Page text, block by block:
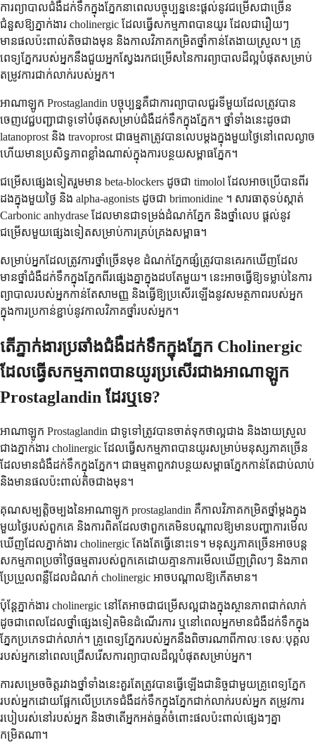
ការព្យាបាលជំងឺដក់ទឹកក្នុងភ្នែកនាពេលបច្ចុប្បន្ននេះផ្តល់នូវជម្រើសជាច្រើន
ជំនួសឱ្យភ្នាក់ងារ cholinergic ដែលធ្វើសកម្មភាពបានយូរ ដែលជារឿយៗ
មានផលប៉ះពាល់តិចជាងមុន និងកាលវិភាគកម្រិតថ្នាំកាន់តែងាយស្រួល។ គ្រូ
ពេទ្យភ្នែករបស់អ្នកនឹងជួយអ្នកស្វែងរកជម្រើសនៃការព្យាបាលដ៏ល្អបំផុតសម្រាប់
តម្រូវការជាក់លាក់របស់អ្នក។
អាណាឡូក Prostaglandin បច្ចុប្បន្នគឺជាការព្យាបាលជួរទីមួយដែលត្រូវបាន
ចេញវេជ្ជបញ្ជាជាទូទៅបំផុតសម្រាប់ជំងឺដក់ទឹកក្នុងភ្នែក។ ថ្នាំទាំងនេះដូចជា
latanoprost និង travoprost ជាធម្មតាត្រូវបានលេបម្តងក្នុងមួយថ្ងៃនៅពេលល្ងាច
ហើយមានប្រសិទ្ធភាពខ្លាំងណាស់ក្នុងការបន្ថយសម្ពាធភ្នែក។
ជម្រើសផ្សេងទៀតរួមមាន beta-blockers ដូចជា timolol ដែលអាចប្រើបានពីរ
ដងក្នុងមួយថ្ងៃ និង alpha-agonists ដូចជា brimonidine ។ សារធាតុទប់ស្កាត់
Carbonic anhydrase ដែលមានជាទម្រង់ដំណក់ភ្នែក និងថ្នាំលេប ផ្តល់នូវ
ជម្រើសមួយផ្សេងទៀតសម្រាប់ការគ្រប់គ្រងសម្ពាធ។
សម្រាប់អ្នកដែលត្រូវការថ្នាំច្រើនមុខ ដំណក់ភ្នែកផ្សំត្រូវបានគេរកឃើញដែល
មានថ្នាំជំងឺដក់ទឹកក្នុងភ្នែកពីរផ្សេងគ្នាក្នុងដបតែមួយ។ នេះអាចធ្វើឱ្យទម្លាប់នៃការ
ព្យាបាលរបស់អ្នកកាន់តែសាមញ្ញ និងធ្វើឱ្យប្រសើរឡើងនូវសមត្ថភាពរបស់អ្នក
ក្នុងការប្រកាន់ខ្ជាប់នូវកាលវិភាគថ្នាំរបស់អ្នក។
តើភ្នាក់ងារប្រឆាំងជំងឺដក់ទឹកក្នុងភ្នែក Cholinergic
ដែលធ្វើសកម្មភាពបានយូរប្រសើរជាងអាណាឡូក
Prostaglandin ដែរឬទេ?
អាណាឡូក Prostaglandin ជាទូទៅត្រូវបានចាត់ទុកថាល្អជាង និងងាយស្រួល
ជាងភ្នាក់ងារ cholinergic ដែលធ្វើសកម្មភាពបានយូរសម្រាប់មនុស្សភាគច្រើន
ដែលមានជំងឺដក់ទឹកក្នុងភ្នែក។ ជាធម្មតាពួកវាបន្ថយសម្ពាធភ្នែកកាន់តែជាប់លាប់
និងមានផលប៉ះពាល់តិចជាងមុន។
គុណសម្បត្តិចម្បងនៃអាណាឡូក prostaglandin គឺកាលវិភាគកម្រិតថ្នាំម្តងក្នុង
មួយថ្ងៃរបស់ពួកគេ និងការពិតដែលថាពួកគេមិនបណ្តាលឱ្យមានបញ្ហាការមើល
ឃើញដែលភ្នាក់ងារ cholinergic តែងតែធ្វើនោះទេ។ មនុស្សភាគច្រើនអាចបន្ត
សកម្មភាពប្រចាំថ្ងៃធម្មតារបស់ពួកគេដោយគ្មានការមើលឃើញព្រិលៗ និងភាព
ប្រែប្រួលពន្លឺដែលដំណក់ cholinergic អាចបណ្តាលឱ្យកើតមាន។
ប៉ុន្តែភ្នាក់ងារ cholinergic នៅតែអាចជាជម្រើសល្អជាងក្នុងស្ថានភាពជាក់លាក់
ដូចជាពេលដែលថ្នាំផ្សេងទៀតមិនដំណើរការ ឬនៅពេលអ្នកមានជំងឺដក់ទឹកក្នុង
ភ្នែកប្រភេទជាក់លាក់។ គ្រូពេទ្យភ្នែករបស់អ្នកនឹងពិចារណាពីកាលៈទេសៈបុគ្គល
របស់អ្នកនៅពេលជ្រើសរើសការព្យាបាលដ៏ល្អបំផុតសម្រាប់អ្នក។
ការសម្រេចចិត្តរវាងថ្នាំទាំងនេះគួរតែត្រូវបានធ្វើឡើងជានិច្ចជាមួយគ្រូពេទ្យភ្នែក
របស់អ្នកដោយផ្អែកលើប្រភេទជំងឺដក់ទឹកក្នុងភ្នែកជាក់លាក់របស់អ្នក តម្រូវការ
របៀបរស់នៅរបស់អ្នក និងថាតើអ្នកអត់ធ្មត់ចំពោះផលប៉ះពាល់ផ្សេងៗគ្នា
កម្រិតណា។